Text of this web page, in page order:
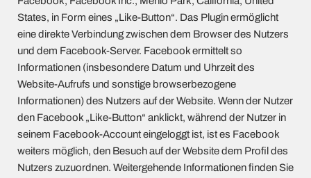
States, in Form eines „Like-Button“. Das Plugin ermöglicht
eine direkte Verbindung zwischen dem Browser des Nutzers
und dem Facebook-Server. Facebook ermittelt so
Informationen (insbesondere Datum und Uhrzeit des
Website-Aufrufs und sonstige browserbezogene
Informationen) des Nutzers auf der Website. Wenn der Nutzer
den Facebook „Like-Button“ anklickt, während der Nutzer in
seinem Facebook-Account eingeloggt ist, ist es Facebook
weiters möglich, den Besuch auf der Website dem Profil des
Nutzers zuzuordnen. Weitergehende Informationen finden Sie